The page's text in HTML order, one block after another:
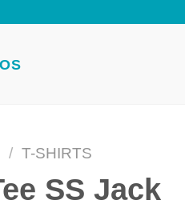
/ T-SHIRTS
SS Jack